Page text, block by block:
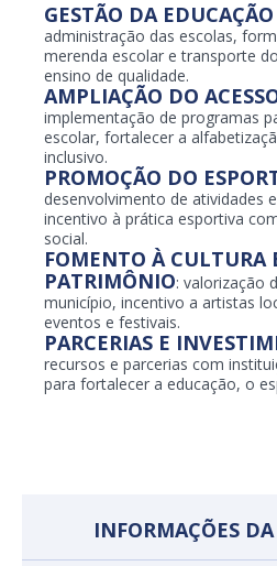
GESTÃO DA
administração das escolas,
merenda escolar e transporte
ensino de qualidade.
AMPLIAÇÃO DO
implementação de programas
escolar, fortalecer a
inclusivo.
PROMOÇÃO DO
desenvolvimento de atividades
incentivo à prática esportiva
social.
FOMENTO À CULTURA
PATRIMÔNIO: valorização
município, incentivo a artistas
eventos e festivais.
PARCERIAS E
recursos e parcerias com
para fortalecer a educação, o
INFORMAÇÕES